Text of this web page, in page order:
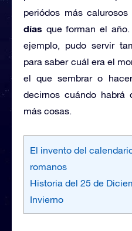
periódos más
días que forman el
ejemplo, pudo servir
para saber cuál era el
el que sembrar o
decirnos cuándo
más cosas.
El invento del
romanos
Historia del 25 de
Invierno